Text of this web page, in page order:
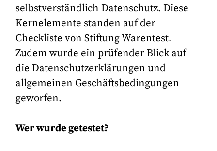
selbstverständlich Datenschutz. Diese
Kernelemente standen auf der
Checkliste von Stiftung Warentest.
Zudem wurde ein prüfender Blick auf
die Datenschutzerklärungen und
allgemeinen Geschäftsbedingungen
geworfen.
Wer wurde getestet?